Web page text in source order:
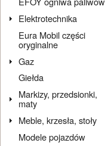
Elektrotechnika
Eura Mobil części
oryginalne
Gaz
Giełda
Markizy, przedsionki,
maty
Meble, krzesła, stoły
Modele pojazdów